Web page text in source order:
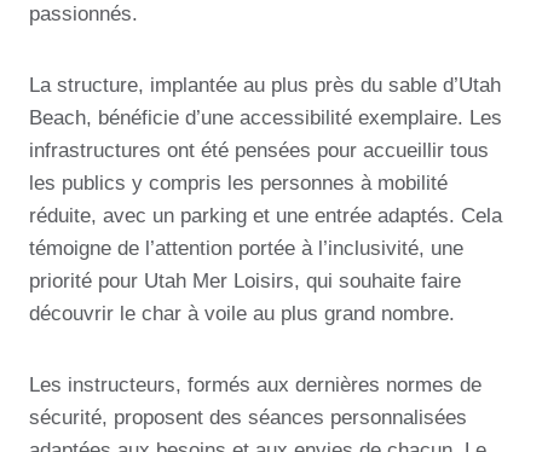
passionnés.
La structure, implantée au plus près du sable d’Utah
Beach, bénéficie d’une accessibilité exemplaire. Les
infrastructures ont été pensées pour accueillir tous
les publics y compris les personnes à mobilité
réduite, avec un parking et une entrée adaptés. Cela
témoigne de l’attention portée à l’inclusivité, une
priorité pour Utah Mer Loisirs, qui souhaite faire
découvrir le char à voile au plus grand nombre.
Les instructeurs, formés aux dernières normes de
sécurité, proposent des séances personnalisées